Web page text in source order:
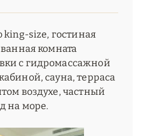
king-size, гостиная
комната
с гидромассажной
сауна, терраса
воздухе, частный
на море.